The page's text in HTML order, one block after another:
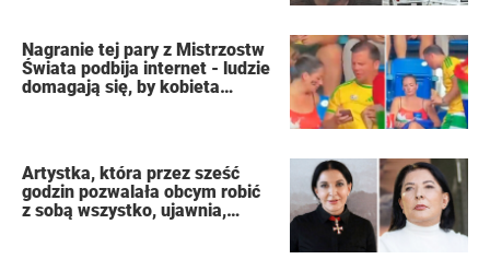
Nagranie tej pary z Mistrzostw
Świata podbija internet - ludzie
domagają się, by kobieta
Artystka, która przez sześć
godzin pozwalała obcym robić
z sobą wszystko, ujawnia,